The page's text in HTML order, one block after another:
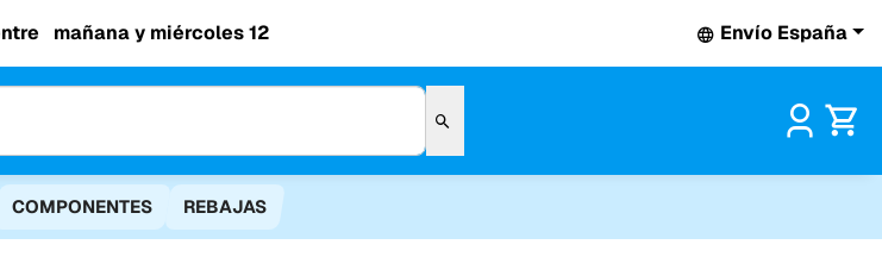
mañana y miércoles 12 Envío España
COMPONENTES REBAJAS